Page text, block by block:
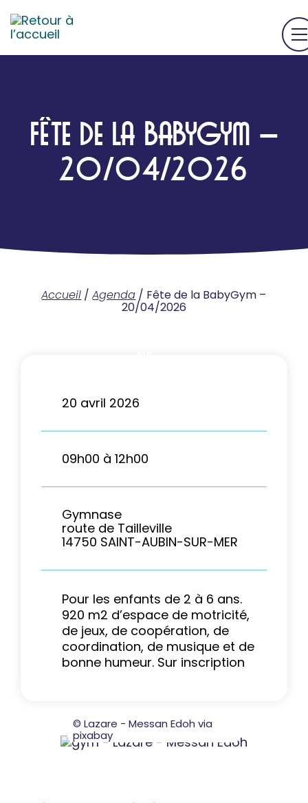
FÊTE DE LA BABYGYM –
20/04/2026
Accueil /Agenda / Fête de la BabyGym –
20/04/2026
© Lazare - Messan Edoh via
pixabay
20 avril 2026
09h00 à 12h00
Gymnase
route de Tailleville
14750 SAINT-AUBIN-SUR-MER
Pour les enfants de 2 à 6 ans.
920 m2 d’espace de motricité,
de jeux, de coopération, de
coordination, de musique et de
bonne humeur. Sur inscription